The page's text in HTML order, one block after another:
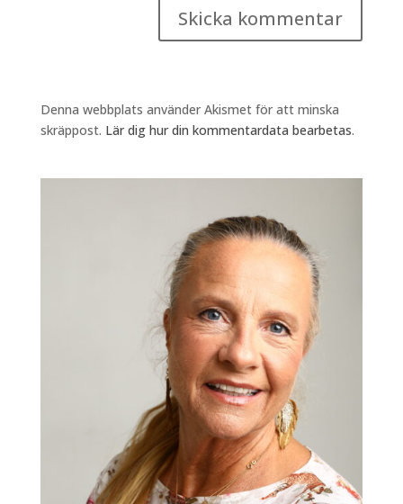
Denna webbplats använder Akismet för att minska
skräppost. Lär dig hur din kommentardata bearbetas.